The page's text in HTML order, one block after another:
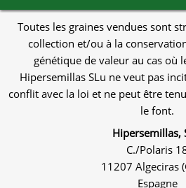
Toutes les graines vendues sont
collection et/ou à la
génétique de valeur au cas où
Hipersemillas SLu ne veut pas
conflit avec la loi et ne peut être
le font.
Hipersemillas,
C./Polaris
11207 Algeciras
Espagne